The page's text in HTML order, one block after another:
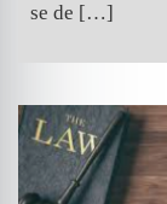
se de […]